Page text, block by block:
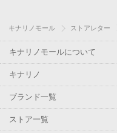
キナリノモール ストアレター
キナリノモールについて
キナリノ
ブランド一覧
ストア一覧